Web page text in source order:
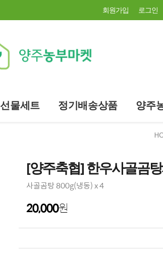
회원가입 로그인
선물세트 정기배송상품 양주
[양주축협] 한우사골곰
사골곰탕 800g(냉동) x 4
20,000원